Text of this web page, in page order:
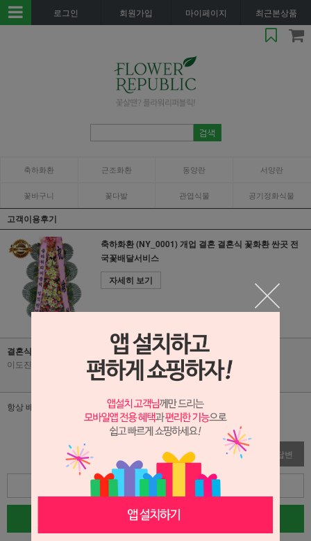
로그인 회원가입 마이페이지 최근본상품
축하화환 근조화환 동양란 서양란
꽃바구니 꽃다발 관엽식물 공기정화식물
고객이용후기
축하화환 (NY_0001) 개업 결혼 결혼식 꽃화환 싼곳 전
국꽃배달서비스
자세히 보기
결혼식날 센스있게 잘 사용했어요!!!
이도진 2026-06-04 | 조회수 25
항상 배송 빠르고 감사합니다
수정 삭제 답변
글쓰기